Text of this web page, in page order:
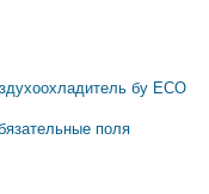
бу ECO
поля